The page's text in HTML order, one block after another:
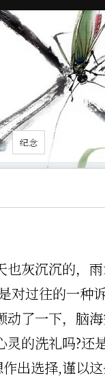
纪念
也灰沉沉的，
对过往的一种
动了一下，脑
的洗礼吗?还
出选择,谨以